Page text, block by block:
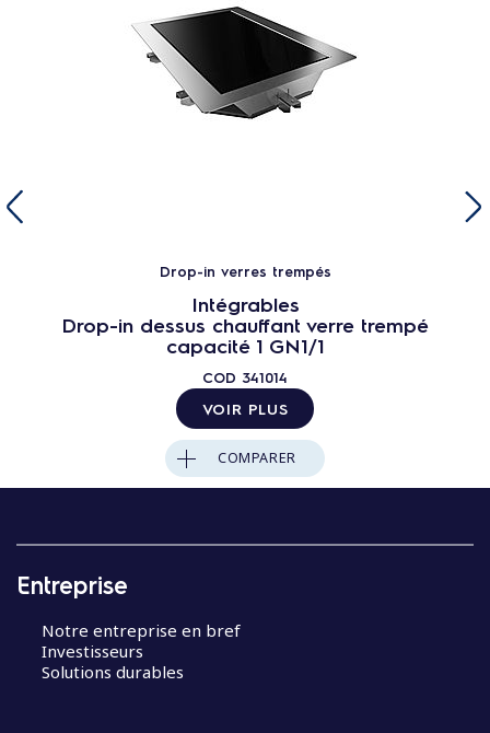
Drop-in verres trempés
Intégrables
Drop-in dessus chauffant verre trempé
capacité 1 GN1/1
COD 341014
VOIR PLUS
COMPARER
Entreprise
Notre entreprise en bref
Investisseurs
Solutions durables